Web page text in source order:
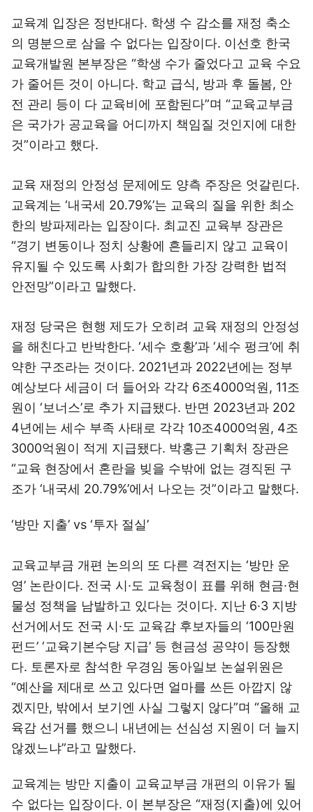
교육계 입장은 정반대다. 학생 수 감소를 재정 축소
의 명분으로 삼을 수 없다는 입장이다. 이선호 한국
교육개발원 본부장은 “학생 수가 줄었다고 교육 수요
가 줄어든 것이 아니다. 학교 급식, 방과 후 돌봄, 안
전 관리 등이 다 교육비에 포함된다”며 “교육교부금
은 국가가 공교육을 어디까지 책임질 것인지에 대한
것”이라고 했다.
교육 재정의 안정성 문제에도 양측 주장은 엇갈린다.
교육계는 ‘내국세 20.79%’는 교육의 질을 위한 최소
한의 방파제라는 입장이다. 최교진 교육부 장관은
“경기 변동이나 정치 상황에 흔들리지 않고 교육이
유지될 수 있도록 사회가 합의한 가장 강력한 법적
안전망”이라고 말했다.
재정 당국은 현행 제도가 오히려 교육 재정의 안정성
을 해친다고 반박한다. ‘세수 호황’과 ‘세수 펑크’에 취
약한 구조라는 것이다. 2021년과 2022년에는 정부
예상보다 세금이 더 들어와 각각 6조4000억원, 11조
원이 ‘보너스’로 추가 지급됐다. 반면 2023년과 202
4년에는 세수 부족 사태로 각각 10조4000억원, 4조
3000억원이 적게 지급됐다. 박홍근 기획처 장관은
“교육 현장에서 혼란을 빚을 수밖에 없는 경직된 구
조가 ‘내국세 20.79%’에서 나오는 것”이라고 말했다.
‘방만 지출’ vs ‘투자 절실’
교육교부금 개편 논의의 또 다른 격전지는 ‘방만 운
영’ 논란이다. 전국 시·도 교육청이 표를 위해 현금·현
물성 정책을 남발하고 있다는 것이다. 지난 6·3 지방
선거에서도 전국 시·도 교육감 후보자들의 ‘100만원
펀드’ ‘교육기본수당 지급’ 등 현금성 공약이 등장했
다. 토론자로 참석한 우경임 동아일보 논설위원은
“예산을 제대로 쓰고 있다면 얼마를 쓰든 아깝지 않
겠지만, 밖에서 보기엔 사실 그렇지 않다”며 “올해 교
육감 선거를 했으니 내년에는 선심성 지원이 더 늘지
않겠느냐”라고 말했다.
교육계는 방만 지출이 교육교부금 개편의 이유가 될
수 없다는 입장이다. 이 본부장은 “재정(지출)에 있어